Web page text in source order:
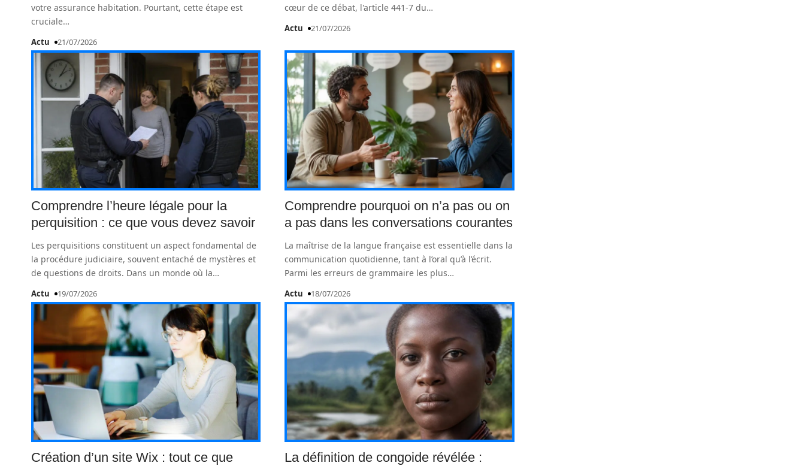
votre assurance habitation. Pourtant, cette étape est
cruciale…
Actu 21/07/2026
cœur de ce débat, l'article 441-7 du…
Actu 21/07/2026
Comprendre l’heure légale pour la
perquisition : ce que vous devez savoir
Les perquisitions constituent un aspect fondamental de
la procédure judiciaire, souvent entaché de mystères et
de questions de droits. Dans un monde où la…
Actu 19/07/2026
Comprendre pourquoi on n’a pas ou on
a pas dans les conversations courantes
La maîtrise de la langue française est essentielle dans la
communication quotidienne, tant à l’oral qu’à l’écrit.
Parmi les erreurs de grammaire les plus…
Actu 18/07/2026
Création d’un site Wix : tout ce que
La définition de congoide révélée :